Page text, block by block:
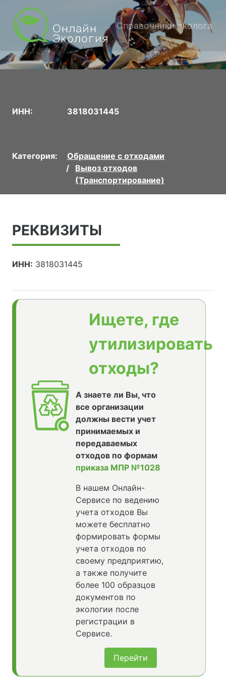
Справочники эколога
ИНН: 3818031445
Категория:
Обращение с отходами
Вывоз отходов
(Транспортирование)
РЕКВИЗИТЫ
ИНН: 3818031445
Ищете, где
утилизировать
отходы?
А знаете ли Вы, что
все организации
должны вести учет
принимаемых и
передаваемых
отходов по формам
приказа МПР №1028
В нашем Онлайн-
Сервисе по ведению
учета отходов Вы
можете бесплатно
формировать формы
учета отходов по
своему предприятию,
а также получите
более 100 образцов
документов по
экологии после
регистрации в
Сервисе.
Перейти